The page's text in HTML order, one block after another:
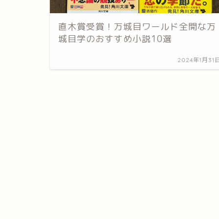
直木賞受賞！万城目ワールド全開な万
城目学のおすすめ小説10選
2024年1月31